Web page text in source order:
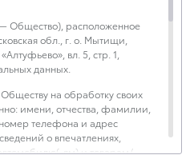
Общество), расположенное
обл., г. о. Мытищи,
вл. 5, стр. 1,
данных.
на обработку своих
имени, отчества, фамилии,
телефона и адрес
о впечатлениях,
ям) и товарам/